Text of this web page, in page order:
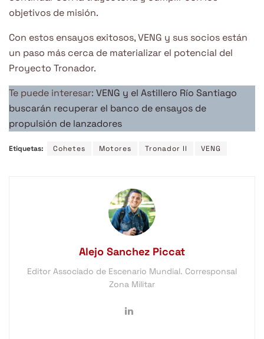
objetivos de misión.
Con estos ensayos exitosos, VENG y sus socios están
un paso más cerca de materializar el potencial del
Proyecto Tronador.
Te puede interesar: VENG y el Astillero Río Santiago
buscarán recuperar el banco de ensayos de
propulsión de lanzadores
Etiquetas: Cohetes Motores Tronador II VENG
Alejo Sanchez Piccat
Editor Associado de Escenario Mundial. Corresponsal
Zona Militar